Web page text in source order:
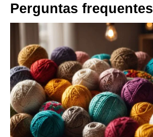
Perguntas frequentes